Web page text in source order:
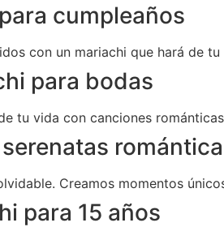
cumpleaños
con un mariachi que hará de
para bodas
tu vida con canciones
Creamos momentos
para 15 años